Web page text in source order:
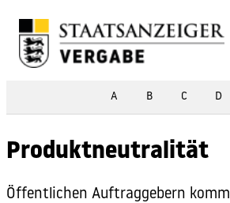
A B C D
Produktneutralität
Öffentlichen Auftraggebern